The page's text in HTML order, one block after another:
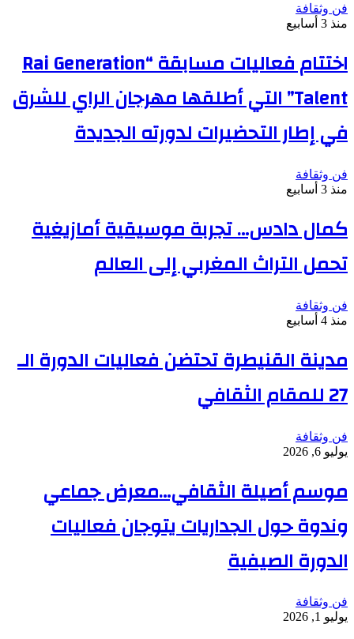
فن وثقافة
منذ 3 أسابيع
اختتام فعاليات مسابقة “Rai Generation
Talent” التي أطلقها مهرجان الراي للشرق
في إطار التحضيرات لدورته الجديدة
فن وثقافة
منذ 3 أسابيع
كمال دادس… تجربة موسيقية أمازيغية
تحمل التراث المغربي إلى العالم
فن وثقافة
منذ 4 أسابيع
مدينة القنيطرة تحتضن فعاليات الدورة الـ
27 للمقام الثقافي
فن وثقافة
يوليو 6, 2026
موسم أصيلة الثقافي…معرض جماعي
وندوة حول الجداريات يتوجان فعاليات
الدورة الصيفية
فن وثقافة
يوليو 1, 2026